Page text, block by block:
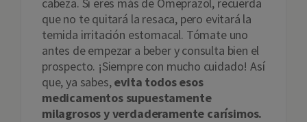
que no te quitará la resaca, pero evitará la
temida irritación estomacal. Tómate uno
antes de empezar a beber y consulta bien el
prospecto. ¡Siempre con mucho cuidado! Así
que, ya sabes,evita todos esos
medicamentos supuestamente
milagrosos y verdaderamente carísimos.